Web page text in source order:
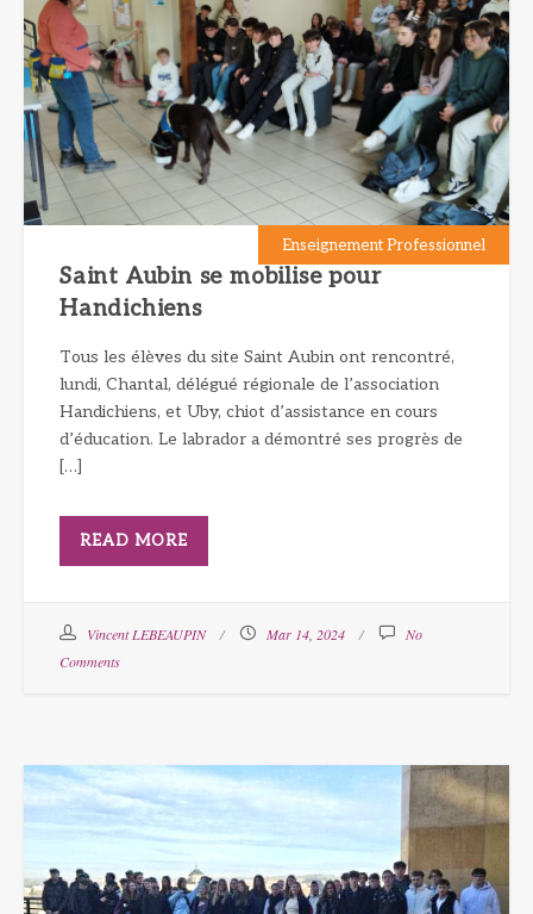
Enseignement Professionnel
Saint Aubin se mobilise pour
Handichiens
Tous les élèves du site Saint Aubin ont rencontré,
lundi, Chantal, délégué régionale de l’association
Handichiens, et Uby, chiot d’assistance en cours
d’éducation. Le labrador a démontré ses progrès de
[…]
READ MORE
Vincent LEBEAUPIN Mar 14, 2024
No
Comments